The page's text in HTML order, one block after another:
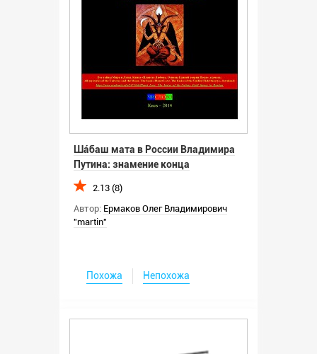
Шáбаш мата в России Владимира
Путина: знамение конца
2.13 (8)
Автор: Ермаков Олег Владимирович
"martin"
Похожа Непохожа